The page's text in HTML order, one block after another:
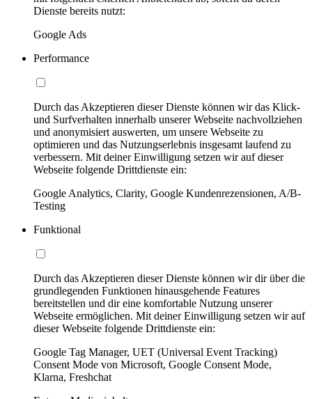
Dienste bereits nutzt:
Google Ads
Performance
Durch das Akzeptieren dieser Dienste können wir das Klick-
und Surfverhalten innerhalb unserer Webseite nachvollziehen
und anonymisiert auswerten, um unsere Webseite zu
optimieren und das Nutzungserlebnis insgesamt laufend zu
verbessern. Mit deiner Einwilligung setzen wir auf dieser
Webseite folgende Drittdienste ein:
Google Analytics, Clarity, Google Kundenrezensionen, A/B-
Testing
Funktional
Durch das Akzeptieren dieser Dienste können wir dir über die
grundlegenden Funktionen hinausgehende Features
bereitstellen und dir eine komfortable Nutzung unserer
Webseite ermöglichen. Mit deiner Einwilligung setzen wir auf
dieser Webseite folgende Drittdienste ein:
Google Tag Manager, UET (Universal Event Tracking)
Consent Mode von Microsoft, Google Consent Mode,
Klarna, Freshchat